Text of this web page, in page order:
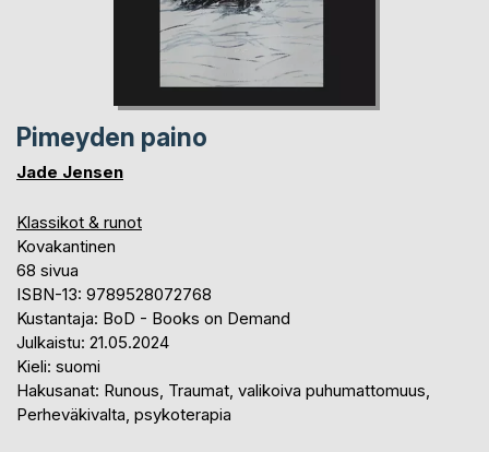
Pimeyden paino
Jade Jensen
Klassikot & runot
Kovakantinen
68 sivua
ISBN-13: 9789528072768
Kustantaja: BoD - Books on Demand
Julkaistu: 21.05.2024
Kieli: suomi
Hakusanat: Runous, Traumat, valikoiva puhumattomuus,
Perheväkivalta, psykoterapia